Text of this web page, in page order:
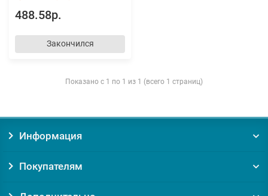
488.58р.
Закончился
Показано с 1 по 1 из 1 (всего 1 страниц)
Информация
Покупателям